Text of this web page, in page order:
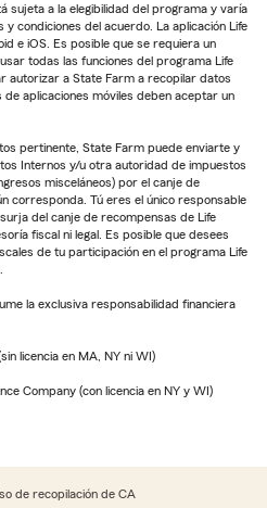
sujeta a la elegibilidad del programa y varía
condiciones del acuerdo. La aplicación Life
e iOS. Es posible que se requiera un
todas las funciones del programa Life
autorizar a State Farm a recopilar datos
aplicaciones móviles deben aceptar un
pertinente, State Farm puede enviarte y
Internos y/u otra autoridad de impuestos
misceláneos) por el canje de
corresponda. Tú eres el único responsable
del canje de recompensas de Life
fiscal ni legal. Es posible que desees
de tu participación en el programa Life
la exclusiva responsabilidad financiera
licencia en MA, NY ni WI)
Company (con licencia en NY y WI)
de recopilación de CA